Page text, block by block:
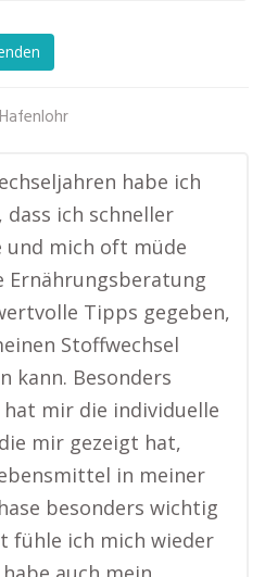
Hafenlohr
habe ich
dass ich schneller
und mich oft müde
Ernährungsberatung
Tipps gegeben,
Stoffwechsel
kann. Besonders
hat mir die individuelle
mir gezeigt hat,
in meiner
besonders wichtig
fühle ich mich wieder